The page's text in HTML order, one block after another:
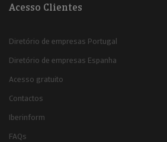
Acesso Clientes
Diretório de empresas Portugal
Diretório de empresas Espanha
Acesso gratuito
Contactos
Iberinform
FAQs